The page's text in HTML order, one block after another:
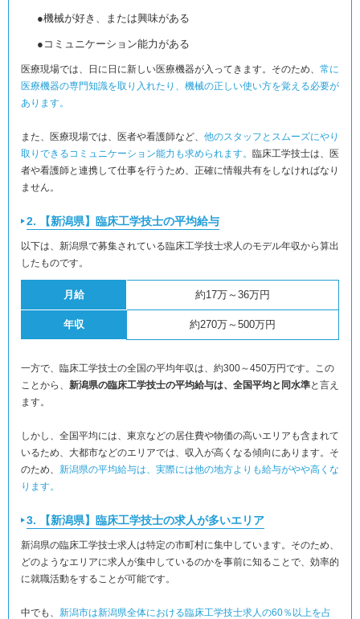
●機械が好き、または興味がある
●コミュニケーション能力がある
医療現場では、日に日に新しい医療機器が入ってきます。そのため、 常に
医療機器の専門知識を取り入れたり、機械の正しい使い方を覚える必要が
あります。
また、医療現場では、医者や看護師など、 他のスタッフとスムーズにやり
取りできるコミュニケーション能力も求められます。 臨床工学技士は、医
者や看護師と連携して仕事を行うため、正確に情報共有をしなければなり
ません。
2. 【新潟県】臨床工学技士の平均給与
以下は、新潟県で募集されている臨床工学技士求人のモデル年収から算出
したものです。
月給 約17万～36万円
年収 約270万～500万円
一方で、臨床工学技士の全国の平均年収は、約300～450万円です。この
ことから、 新潟県の臨床工学技士の平均給与は、全国平均と同水準と言え
ます。
しかし、全国平均には、東京などの居住費や物価の高いエリアも含まれて
いるため、大都市などのエリアでは、収入が高くなる傾向にあります。そ
のため、 新潟県の平均給与は、実際には他の地方よりも給与がやや高くな
ります。
3. 【新潟県】臨床工学技士の求人が多いエリア
新潟県の臨床工学技士求人は特定の市町村に集中しています。そのため、
どのようなエリアに求人が集中しているのかを事前に知ることで、効率的
に就職活動をすることが可能です。
中でも、 新潟市は新潟県全体における臨床工学技士求人の60％以上を占